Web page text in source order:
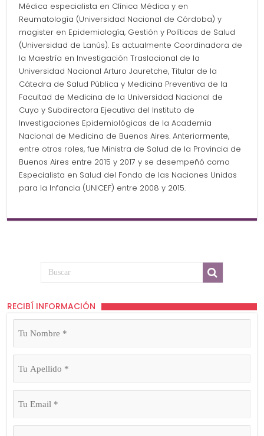
Médica especialista en Clínica Médica y en
Reumatología (Universidad Nacional de Córdoba) y
magister en Epidemiología, Gestión y Políticas de Salud
(Universidad de Lanús). Es actualmente Coordinadora de
la Maestría en Investigación Traslacional de la
Universidad Nacional Arturo Jauretche, Titular de la
Cátedra de Salud Pública y Medicina Preventiva de la
Facultad de Medicina de la Universidad Nacional de
Cuyo y Subdirectora Ejecutiva del Instituto de
Investigaciones Epidemiológicas de la Academia
Nacional de Medicina de Buenos Aires. Anteriormente,
entre otros roles, fue Ministra de Salud de la Provincia de
Buenos Aires entre 2015 y 2017 y se desempeñó como
Especialista en Salud del Fondo de las Naciones Unidas
para la Infancia (UNICEF) entre 2008 y 2015.
RECIBÍ INFORMACIÓN
Nombre
Apellido
Email